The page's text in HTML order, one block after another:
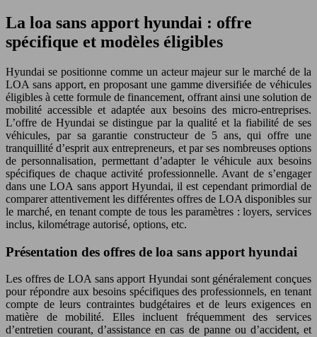
La loa sans apport hyundai : offre
spécifique et modèles éligibles
Hyundai se positionne comme un acteur majeur sur le marché de la
LOA sans apport, en proposant une gamme diversifiée de véhicules
éligibles à cette formule de financement, offrant ainsi une solution de
mobilité accessible et adaptée aux besoins des micro-entreprises.
L’offre de Hyundai se distingue par la qualité et la fiabilité de ses
véhicules, par sa garantie constructeur de 5 ans, qui offre une
tranquillité d’esprit aux entrepreneurs, et par ses nombreuses options
de personnalisation, permettant d’adapter le véhicule aux besoins
spécifiques de chaque activité professionnelle. Avant de s’engager
dans une LOA sans apport Hyundai, il est cependant primordial de
comparer attentivement les différentes offres de LOA disponibles sur
le marché, en tenant compte de tous les paramètres : loyers, services
inclus, kilométrage autorisé, options, etc.
Présentation des offres de loa sans apport hyundai
Les offres de LOA sans apport Hyundai sont généralement conçues
pour répondre aux besoins spécifiques des professionnels, en tenant
compte de leurs contraintes budgétaires et de leurs exigences en
matière de mobilité. Elles incluent fréquemment des services
d’entretien courant, d’assistance en cas de panne ou d’accident, et